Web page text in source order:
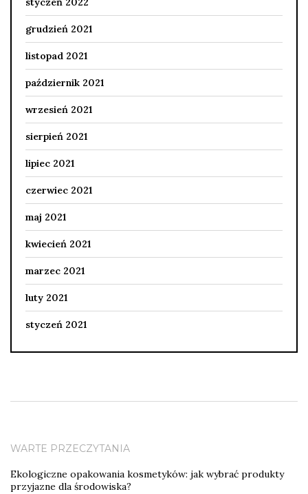
grudzień 2021
listopad 2021
październik 2021
wrzesień 2021
sierpień 2021
lipiec 2021
czerwiec 2021
maj 2021
kwiecień 2021
marzec 2021
luty 2021
styczeń 2021
WARTE PRZECZYTANIA
Ekologiczne opakowania kosmetyków: jak wybrać produkty
przyjazne dla środowiska?